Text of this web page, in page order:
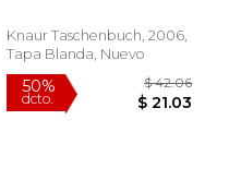
Knaur Taschenbuch, 2006,
Tapa Blanda, Nuevo